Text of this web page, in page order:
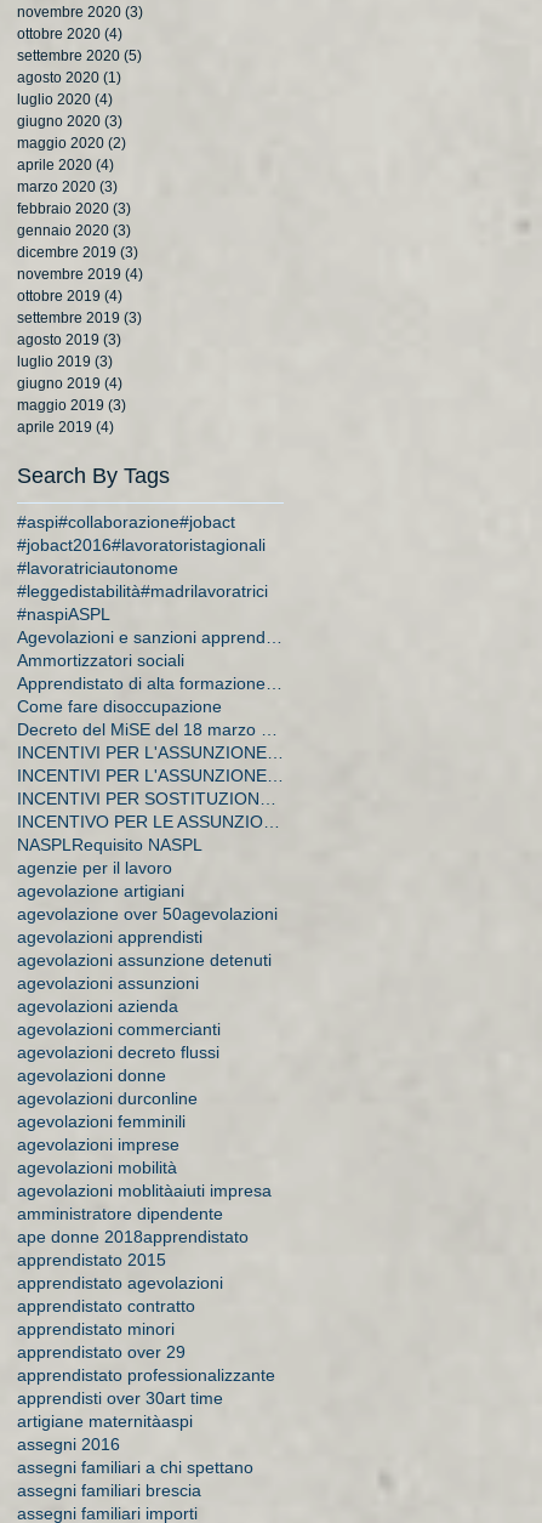
novembre 2020 (3)
ottobre 2020 (4)
settembre 2020 (5)
agosto 2020 (1)
luglio 2020 (4)
giugno 2020 (3)
maggio 2020 (2)
aprile 2020 (4)
marzo 2020 (3)
febbraio 2020 (3)
gennaio 2020 (3)
dicembre 2019 (3)
novembre 2019 (4)
ottobre 2019 (4)
settembre 2019 (3)
agosto 2019 (3)
luglio 2019 (3)
giugno 2019 (4)
maggio 2019 (3)
aprile 2019 (4)
Search By Tags
#aspi#collaborazione#jobact
#jobact2016#lavoratoristagionali
#lavoratriciautonome
#leggedistabilità#madrilavoratrici
#naspiASPL
Ammortizzatori sociali
Come fare disoccupazione
NASPL Requisito NASPL
agenzie per il lavoro
agevolazione artigiani
agevolazione over 50agevolazioni
agevolazioni apprendisti
agevolazioni assunzione detenuti
agevolazioni assunzioni
agevolazioni azienda
agevolazioni commercianti
agevolazioni decreto flussi
agevolazioni donne
agevolazioni durconline
agevolazioni femminili
agevolazioni imprese
agevolazioni mobilità
agevolazioni moblitàaiuti impresa
amministratore dipendente
ape donne 2018apprendistato
apprendistato 2015
apprendistato agevolazioni
apprendistato contratto
apprendistato minori
apprendistato over 29
apprendistato professionalizzante
apprendisti over 30art time
artigiane maternitàaspi
assegni 2016
assegni familiari a chi spettano
assegni familiari brescia
assegni familiari importi